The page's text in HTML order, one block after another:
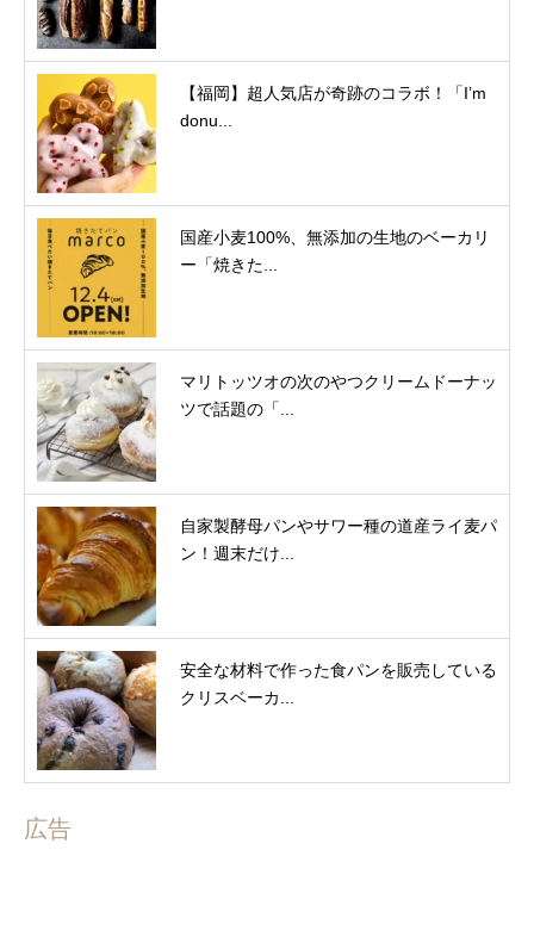
【福岡】超人気店が奇跡のコラボ！「I’m
donu...
国産小麦100%、無添加の生地のベーカリ
ー「焼きた...
マリトッツオの次のやつクリームドーナッ
ツで話題の「...
自家製酵母パンやサワー種の道産ライ麦パ
ン！週末だけ...
安全な材料で作った食パンを販売している
クリスベーカ...
広告